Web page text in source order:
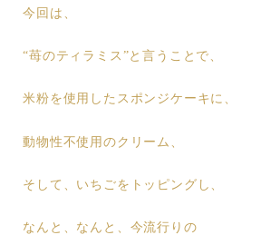
今回は、
“苺のティラミス”と言うことで、
米粉を使用したスポンジケーキに、
動物性不使用のクリーム、
そして、いちごをトッピングし、
なんと、なんと、今流行りの